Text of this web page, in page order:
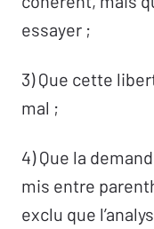
essayer ;
3) Que cette
mal ;
4) Que la
mis entre
exclu que